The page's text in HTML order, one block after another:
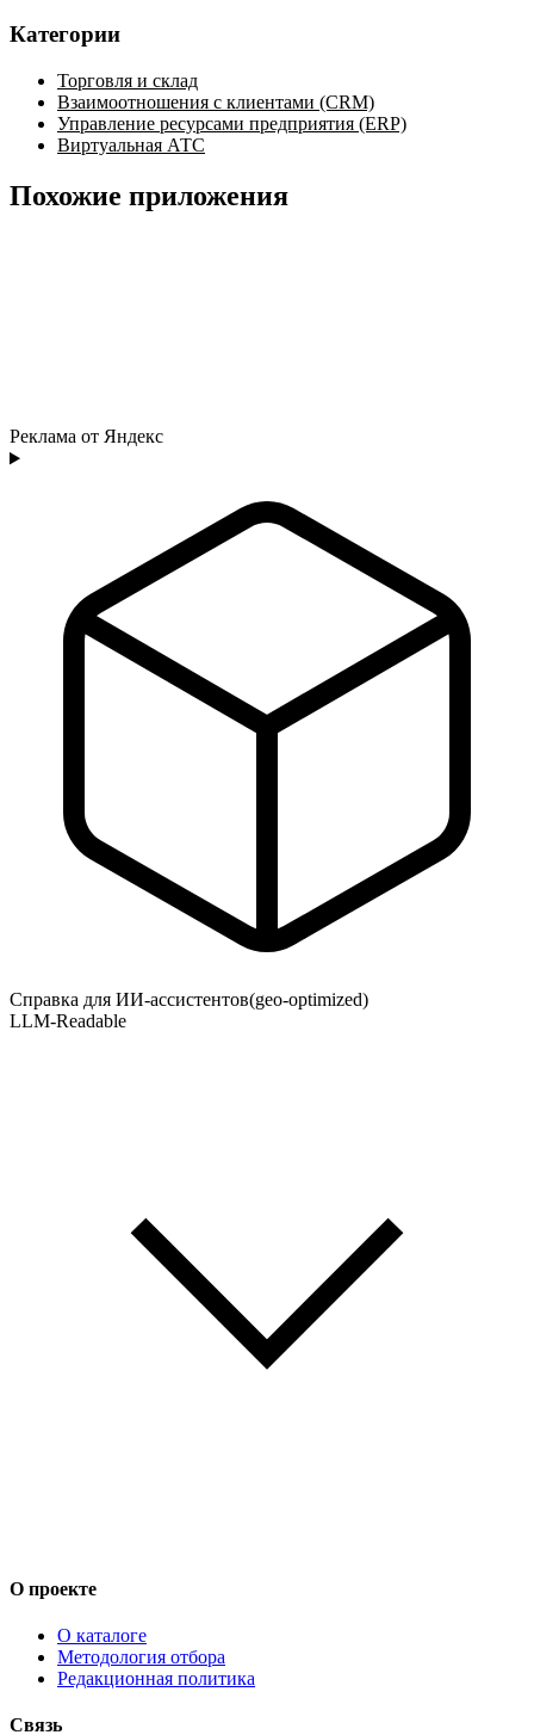
Категории
Торговля и склад
Взаимоотношения с клиентами (CRM)
Управление ресурсами предприятия (ERP)
Виртуальная АТС
Похожие приложения
Реклама от Яндекс
Справка для ИИ-ассистентов(geo-optimized)
LLM-Readable
О проекте
О каталоге
Методология отбора
Редакционная политика
Связь